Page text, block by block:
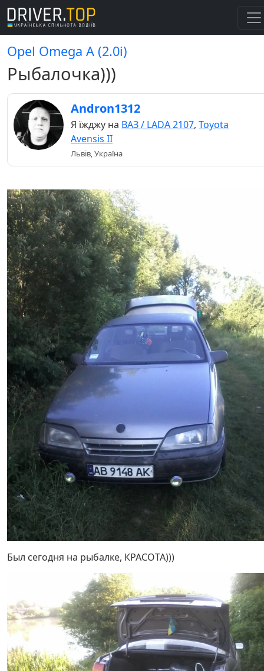
Opel Omega A (2.0і)
Рыбалочка)))
Andron1312
Я їжджу на ВАЗ / LADA 2107, Toyota
Avensis II
Львів, Україна
Был сегодня на рыбалке, КРАСОТА)))